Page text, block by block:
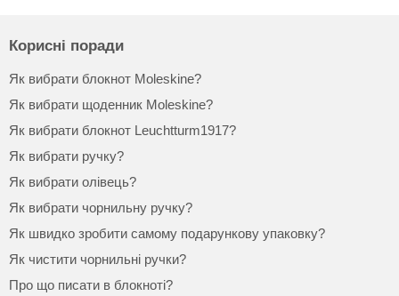
Корисні поради
Як вибрати блокнот Moleskine?
Як вибрати щоденник Moleskine?
Як вибрати блокнот Leuchtturm1917?
Як вибрати ручку?
Як вибрати олівець?
Як вибрати чорнильну ручку?
Як швидко зробити самому подарункову упаковку?
Як чистити чорнильні ручки?
Про що писати в блокноті?